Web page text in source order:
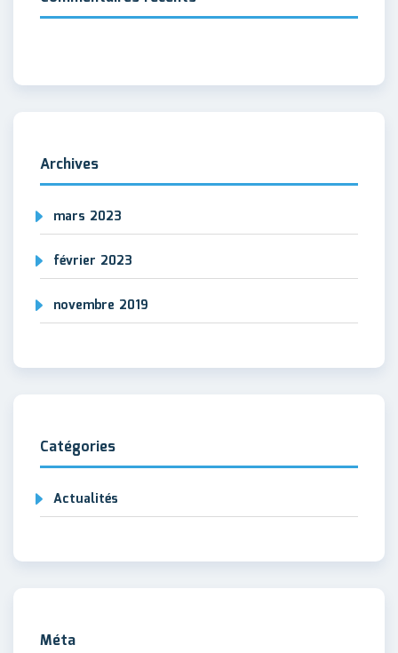
Archives
mars 2023
février 2023
novembre 2019
Catégories
Actualités
Méta